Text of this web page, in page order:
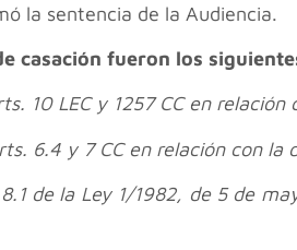
la sentencia de la Audiencia.
casación fueron los
10 LEC y 1257 CC en
6.4 y 7 CC en relación con
de la Ley 1/1982, de 5 de